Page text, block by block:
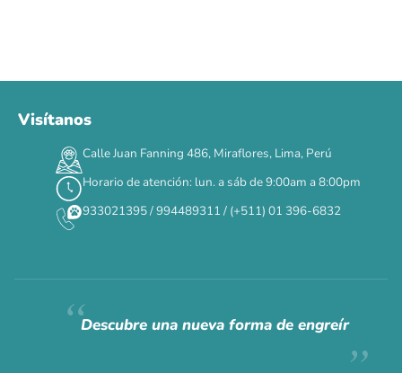
DÍAS HORAS MIN SEG
✕
Siempre fuimosraros.
Visítanos
Calle Juan Fanning 486, Miraflores, Lima, Perú
Horario de atención: lun. a sáb de 9:00am a 8:00pm
933021395 / 994489311 / (+511) 01 396-6832
Descubre una nueva forma de engreír